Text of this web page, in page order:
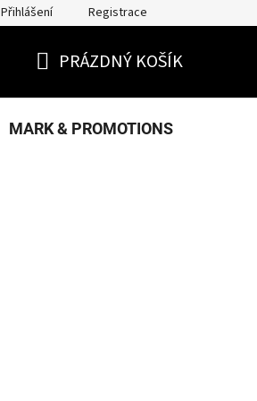
Přihlášení Registrace
KOŠÍK
PRÁZDNÝ KOŠÍK
MARK & PROMOTIONS